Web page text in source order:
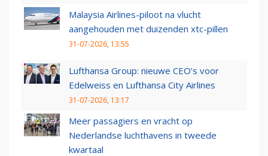
Malaysia Airlines-piloot na vlucht
aangehouden met duizenden xtc-pillen
31-07-2026, 13:55
Lufthansa Group: nieuwe CEO’s voor
Edelweiss en Lufthansa City Airlines
31-07-2026, 13:17
Meer passagiers en vracht op
Nederlandse luchthavens in tweede
kwartaal